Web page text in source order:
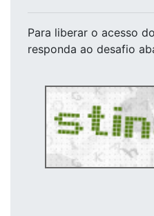
Para liberar o acesso
responda ao desafio